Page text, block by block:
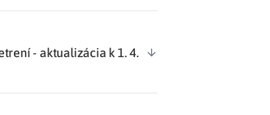
- aktualizácia k 1. 4.